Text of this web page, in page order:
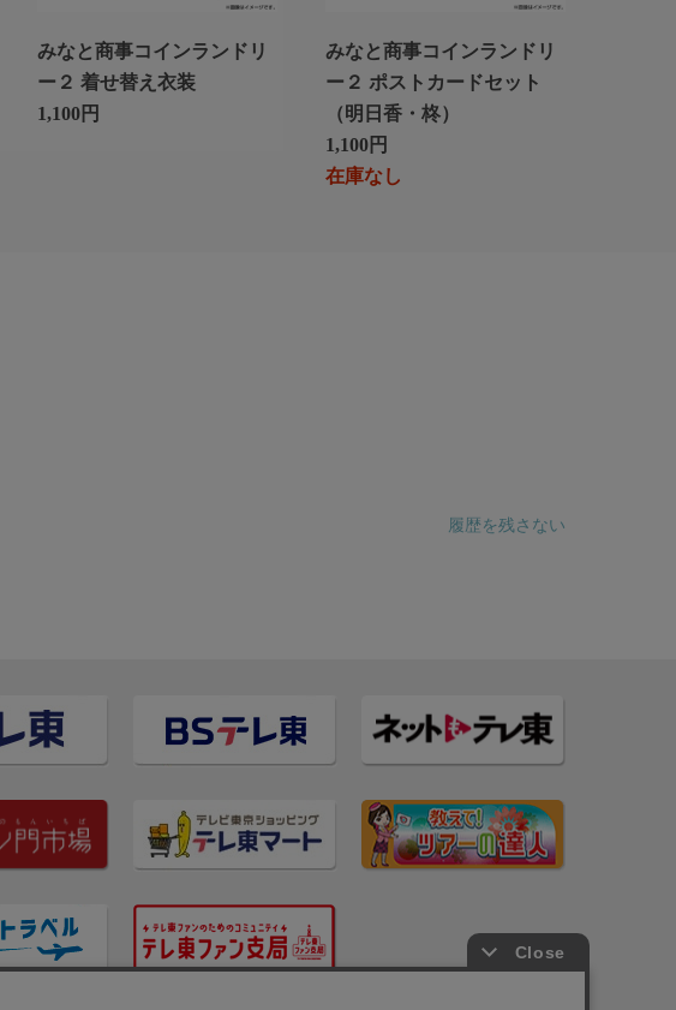
みなと商事コインランドリ
ー２ 着せ替え衣装
1,100円
みなと商事コインランドリ
ー２ ポストカードセット
（明日香・柊）
1,100円
在庫なし
履歴を残さない